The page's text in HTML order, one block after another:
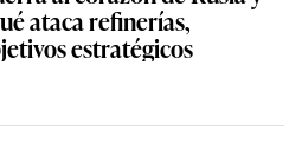
ataca refinerías,
estratégicos